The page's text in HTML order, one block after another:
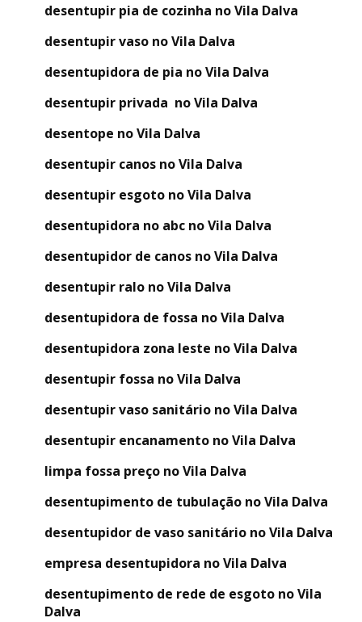
desentupir pia de cozinha no Vila Dalva
desentupir vaso no Vila Dalva
desentupidora de pia no Vila Dalva
desentupir privada no Vila Dalva
desentope no Vila Dalva
desentupir canos no Vila Dalva
desentupir esgoto no Vila Dalva
desentupidora no abc no Vila Dalva
desentupidor de canos no Vila Dalva
desentupir ralo no Vila Dalva
desentupidora de fossa no Vila Dalva
desentupidora zona leste no Vila Dalva
desentupir fossa no Vila Dalva
desentupir vaso sanitário no Vila Dalva
desentupir encanamento no Vila Dalva
limpa fossa preço no Vila Dalva
desentupimento de tubulação no Vila Dalva
desentupidor de vaso sanitário no Vila Dalva
empresa desentupidora no Vila Dalva
desentupimento de rede de esgoto no Vila
Dalva